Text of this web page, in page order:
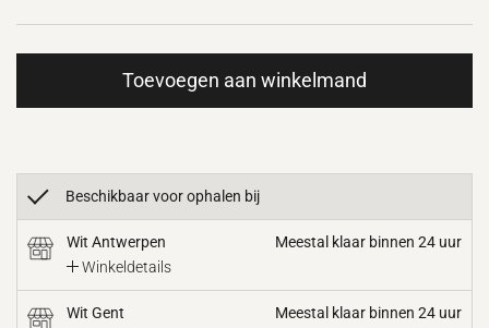
Toevoegen aan winkelmand
Beschikbaar voor ophalen bij
Wit Antwerpen
Winkeldetails
Meestal klaar binnen 24 uur
Wit Gent
Meestal klaar binnen 24 uur